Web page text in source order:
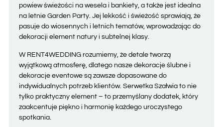
powiew świeżości na wesela i bankiety, a także jest idealna
na letnie Garden Party. Jej lekkość i świeżość sprawiają, że
pasuje do wiosennych i letnich tematów, wprowadzając do
dekoracji element natury i subtelnej klasy.
W RENT4WEDDING rozumiemy, że detale tworzą
wyjątkową atmosferę, dlatego nasze dekoracje ślubne i
dekoracje eventowe są zawsze dopasowane do
indywidualnych potrzeb klientów. Serwetka Szałwia to nie
tylko praktyczny element – to przemyślany dodatek, który
zaakcentuje piękno i harmonię każdego uroczystego
spotkania.